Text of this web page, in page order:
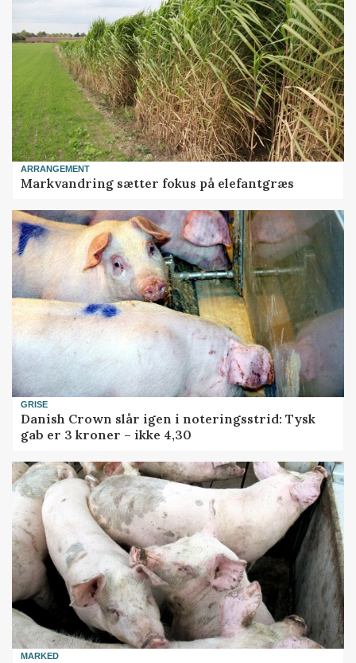
ARRANGEMENT
Markvandring sætter fokus på elefantgræs
GRISE
Danish Crown slår igen i noteringsstrid: Tysk
gab er 3 kroner – ikke 4,30
MARKED